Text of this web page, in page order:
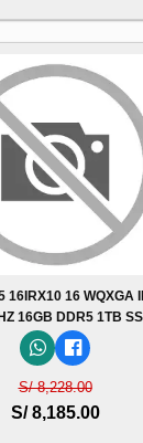
16IRX10 16 WQXGA
16GB DDR5 1TB SS
S/ 8,228.00
S/ 8,185.00